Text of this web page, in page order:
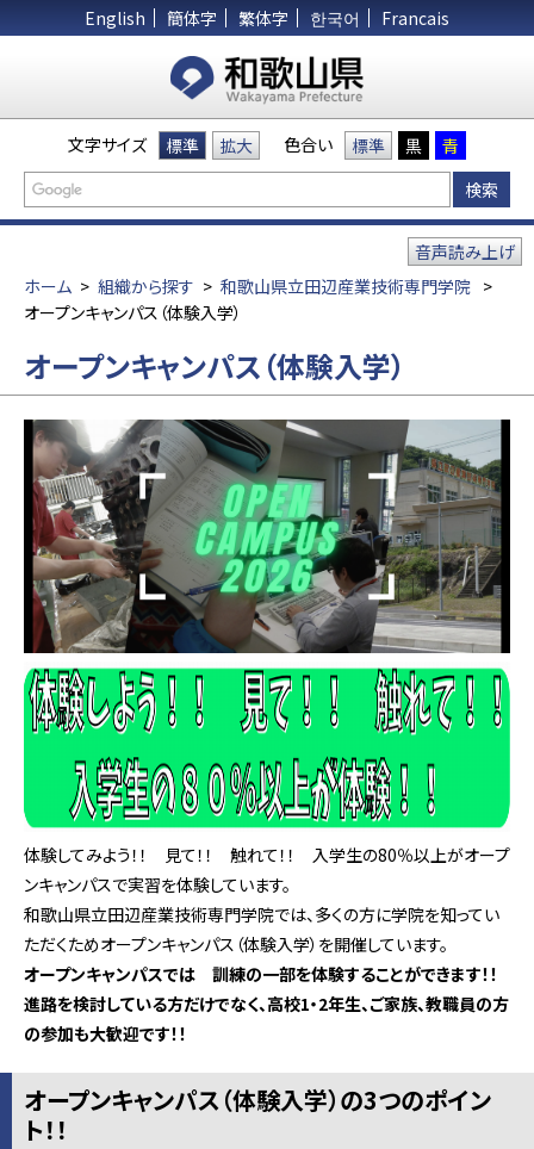
English 簡体字 繁体字 한국어 Francais
文字サイズ 標準 拡大 色合い 標準 黒 青
ホーム > 組織から探す > 和歌山県立田辺産業技術専門学院 >
オープンキャンパス（体験入学）
音声読み上げ
オープンキャンパス（体験入学）
体験してみよう！！ 見て！！ 触れて！！ 入学生の80％以上がオープ
ンキャンパスで実習を体験しています。
和歌山県立田辺産業技術専門学院では、多くの方に学院を知ってい
ただくためオープンキャンパス（体験入学）を開催しています。
オープンキャンパスでは 訓練の一部を体験することができます！！
進路を検討している方だけでなく、高校1・2年生、ご家族、教職員の方
の参加も大歓迎です！！
オープンキャンパス（体験入学）の3つのポイン
ト！！